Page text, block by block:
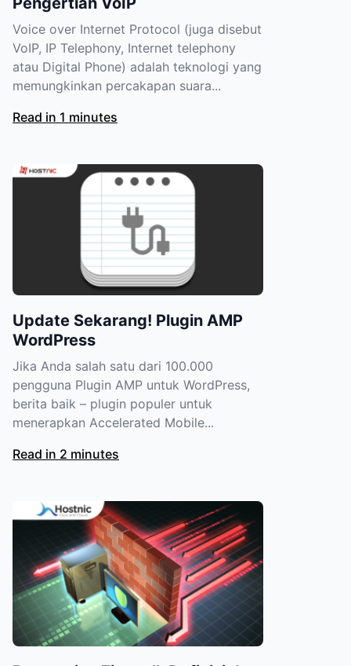
Voice over Internet Protocol (juga disebut
VoIP, IP Telephony, Internet telephony
atau Digital Phone) adalah teknologi yang
memungkinkan percakapan suara...
Read in 1 minutes
Update Sekarang! Plugin AMP
WordPress
Jika Anda salah satu dari 100.000
pengguna Plugin AMP untuk WordPress,
berita baik – plugin populer untuk
menerapkan Accelerated Mobile...
Read in 2 minutes